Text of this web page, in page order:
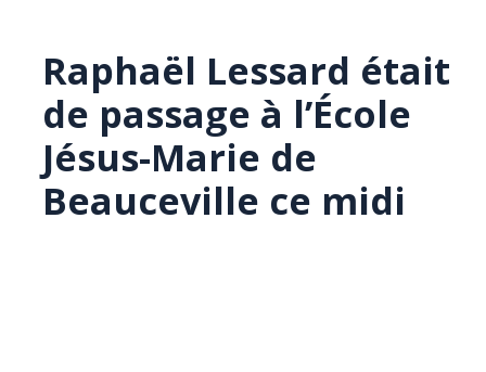
Raphaël Lessard était
de passage à l’École
Jésus-Marie de
Beauceville ce midi